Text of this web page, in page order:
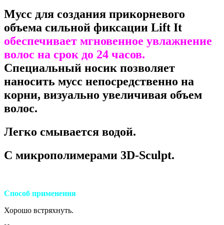
Мусс для создания прикорневого
объема сильной фиксации Lift It
обеспечивает мгновенное увлажнение
волос на срок до 24 часов.
Специальный носик позволяет
наносить мусс непосредственно на
корни, визуально увеличивая объем
волос.
Легко смывается водой.
С микрополимерами 3D-Sculpt.
Способ применения
Хорошо встряхнуть.